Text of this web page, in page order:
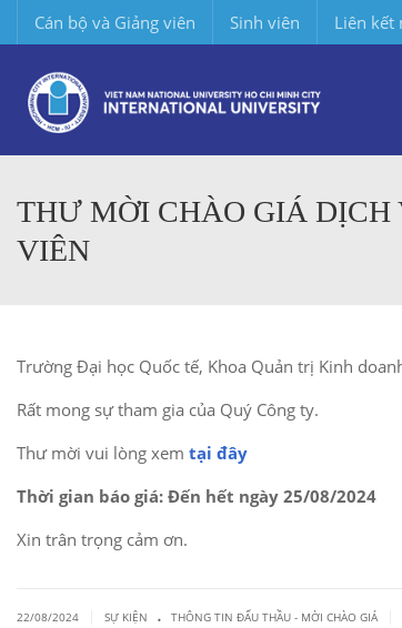
Cán bộ và Giảng viên Sinh viên Liên kết
THƯ MỜI CHÀO GIÁ
VIÊN
Trường Đại học Quốc tế, Khoa Quản trị Kinh
Rất mong sự tham gia của Quý Công ty.
Thư mời vui lòng xem tại đây
Thời gian báo giá: Đến hết ngày 25/08/2024
Xin trân trọng cảm ơn.
22/08/2024 SỰ KIỆN . THÔNG TIN ĐẤU THẦU - MỜI CHÀO GIÁ